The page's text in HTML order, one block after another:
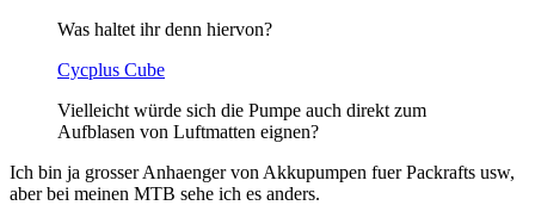
Was haltet ihr denn hiervon?
Cycplus Cube
Vielleicht würde sich die Pumpe auch direkt zum
Aufblasen von Luftmatten eignen?
Ich bin ja grosser Anhaenger von Akkupumpen fuer Packrafts usw,
aber bei meinen MTB sehe ich es anders.